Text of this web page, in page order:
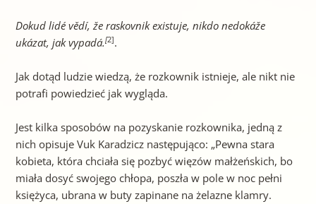
Dokud lidé vědí, že raskovnik existuje, nikdo nedokáže
ukázat, jak vypadá.[2].
Jak dotąd ludzie wiedzą, że rozkownik istnieje, ale nikt nie
potrafi powiedzieć jak wygląda.
Jest kilka sposobów na pozyskanie rozkownika, jedną z
nich opisuje Vuk Karadzicz następująco: „Pewna stara
kobieta, która chciała się pozbyć więzów małżeńskich, bo
miała dosyć swojego chłopa, poszła w pole w noc pełni
księżyca, ubrana w buty zapinane na żelazne klamry.